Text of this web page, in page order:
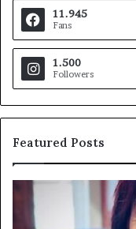
11.945
Fans
1.500
Followers
Featured Posts
Pezzopane
(PD):
“Comandante